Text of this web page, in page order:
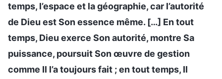
temps, l’espace et la géographie, car l’autorité
de Dieu est Son essence même. […] En tout
temps, Dieu exerce Son autorité, montre Sa
puissance, poursuit Son œuvre de gestion
comme Il l’a toujours fait ; en tout temps, Il